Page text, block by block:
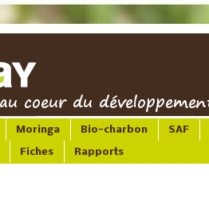
Moringa Bio-charbon SAF
Fiches Rapports